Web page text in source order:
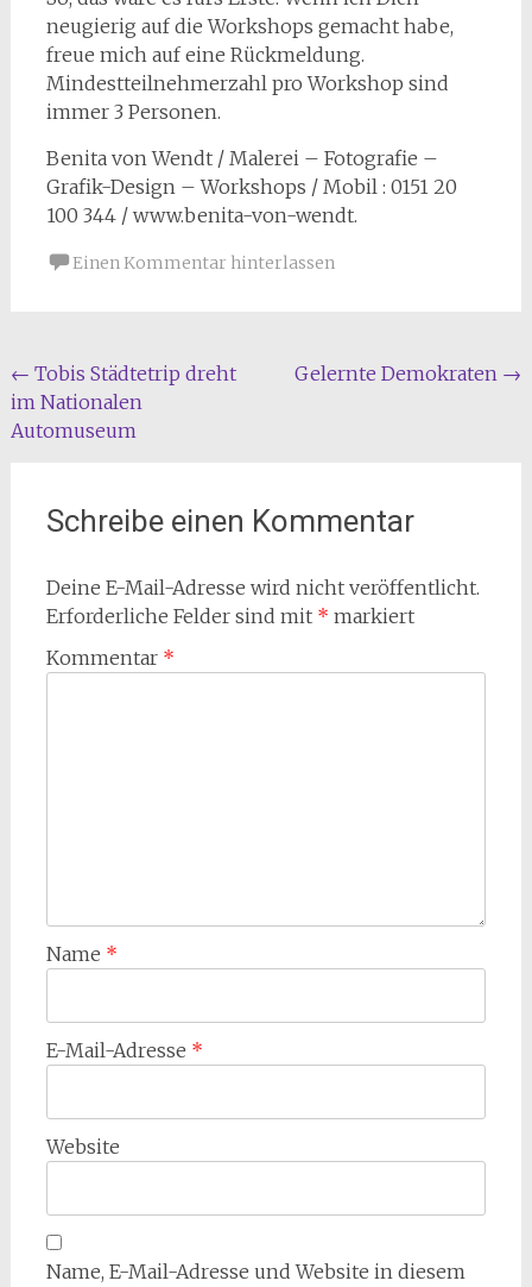
neugierig auf die Workshops gemacht habe,
freue mich auf eine Rückmeldung.
Mindestteilnehmerzahl pro Workshop sind
immer 3 Personen.
Benita von Wendt / Malerei – Fotografie –
Grafik-Design – Workshops / Mobil : 0151 20
100 344 / www.benita-von-wendt.
Einen Kommentar hinterlassen
Beitragsnavigation
← Tobis Städtetrip dreht
im Nationalen
Automuseum
Gelernte Demokraten →
Schreibe einen Kommentar
Deine E-Mail-Adresse wird nicht veröffentlicht.
Erforderliche Felder sind mit * markiert
Kommentar *
Name *
E-Mail-Adresse *
Website
Name, E-Mail-Adresse und Website in diesem